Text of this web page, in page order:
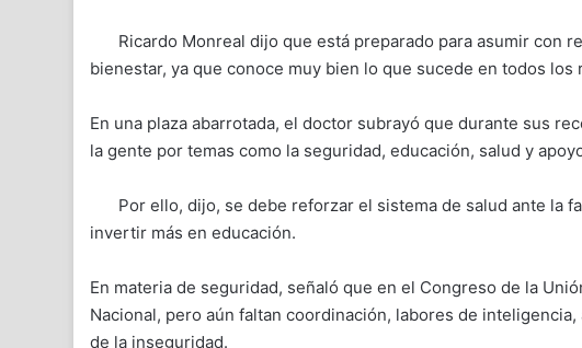
Ricardo Monreal dijo que está preparado para asumir con
bienestar, ya que conoce muy bien lo que sucede en todos los
En una plaza abarrotada, el doctor subrayó que durante sus
la gente por temas como la seguridad, educación, salud y
Por ello, dijo, se debe reforzar el sistema de salud ante la
invertir más en educación.
En materia de seguridad, señaló que en el Congreso de la
Nacional, pero aún faltan coordinación, labores de
de la inseguridad.